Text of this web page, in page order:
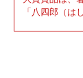
「八四郎（は